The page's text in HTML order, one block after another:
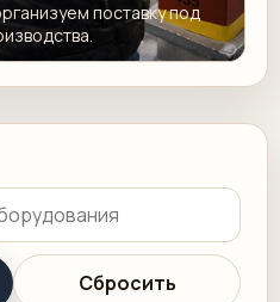
поставку под
Сбросить